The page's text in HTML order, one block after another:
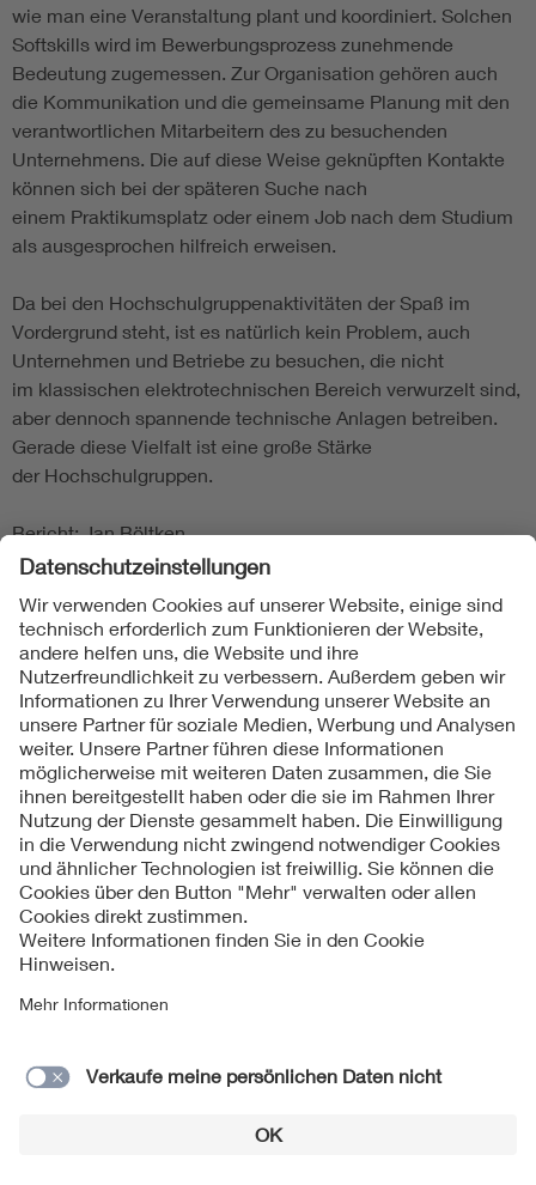
wie man eine Veranstaltung plant und koordiniert. Solchen
Softskills wird im Bewerbungsprozess zunehmende
Bedeutung zugemessen. Zur Organisation gehören auch
die Kommunikation und die gemeinsame Planung mit den
verantwortlichen Mitarbeitern des zu besuchenden
Unternehmens. Die auf diese Weise geknüpften Kontakte
können sich bei der späteren Suche nach
einem Praktikumsplatz oder einem Job nach dem Studium
als ausgesprochen hilfreich erweisen.
Da bei den Hochschulgruppenaktivitäten der Spaß im
Vordergrund steht, ist es natürlich kein Problem, auch
Unternehmen und Betriebe zu besuchen, die nicht
im klassischen elektrotechnischen Bereich verwurzelt sind,
aber dennoch spannende technische Anlagen betreiben.
Gerade diese Vielfalt ist eine große Stärke
der Hochschulgruppen.
Bericht: Jan Böltken
Folgen Sie uns
Kontakte
Service
Impressum
Datenschutzinformationen
Cookie Hinweise
Lieferantenportal
© 2026 VDE Verband der Elektrotechnik Elektronik